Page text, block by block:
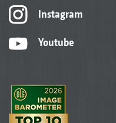
Instagram
Youtube